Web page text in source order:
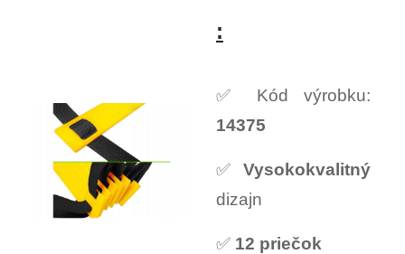
:
✅ Kód výrobku:
14375
✅ Vysokokvalitný
dizajn
✅ 12 priečok